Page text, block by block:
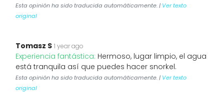
Esta opinión ha sido traducida automáticamente. | Ver texto
original
Tomasz S 1 year ago
Experiencia fantástica: Hermoso, lugar limpio, el agua
está tranquila así que puedes hacer snorkel.
Esta opinión ha sido traducida automáticamente. | Ver texto
original